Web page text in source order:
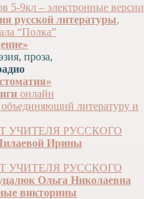
5-9кл – электронные версии
русской литературы,
“Полка”
проза,
онлайн
литературу и
УЧИТЕЛЯ РУССКОГО
Ирины
УЧИТЕЛЯ РУССКОГО
Ольга Николаевна
викторины